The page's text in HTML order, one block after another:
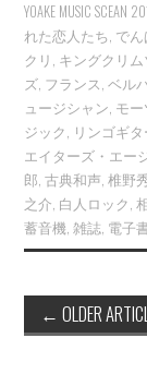
YOAKE MUSIC SCEAN
れた恋人たち, でん
クリ , キングクリム
ズ, フランス,ベル
ュージシャン, モ
ジック, リンゴギタ
エイターズ・エー
郎,古典和声,椎野
之介, 白人ロック,
蓄音機,雑誌, 電子
Post
navigation
← OLDER